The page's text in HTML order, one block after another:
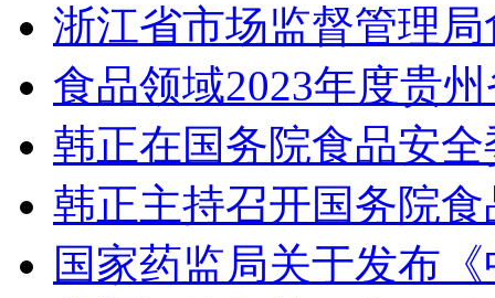
浙江省市场监督管理
食品领域2023年度贵
韩正在国务院食品安
韩正主持召开国务院
国家药监局关于发布